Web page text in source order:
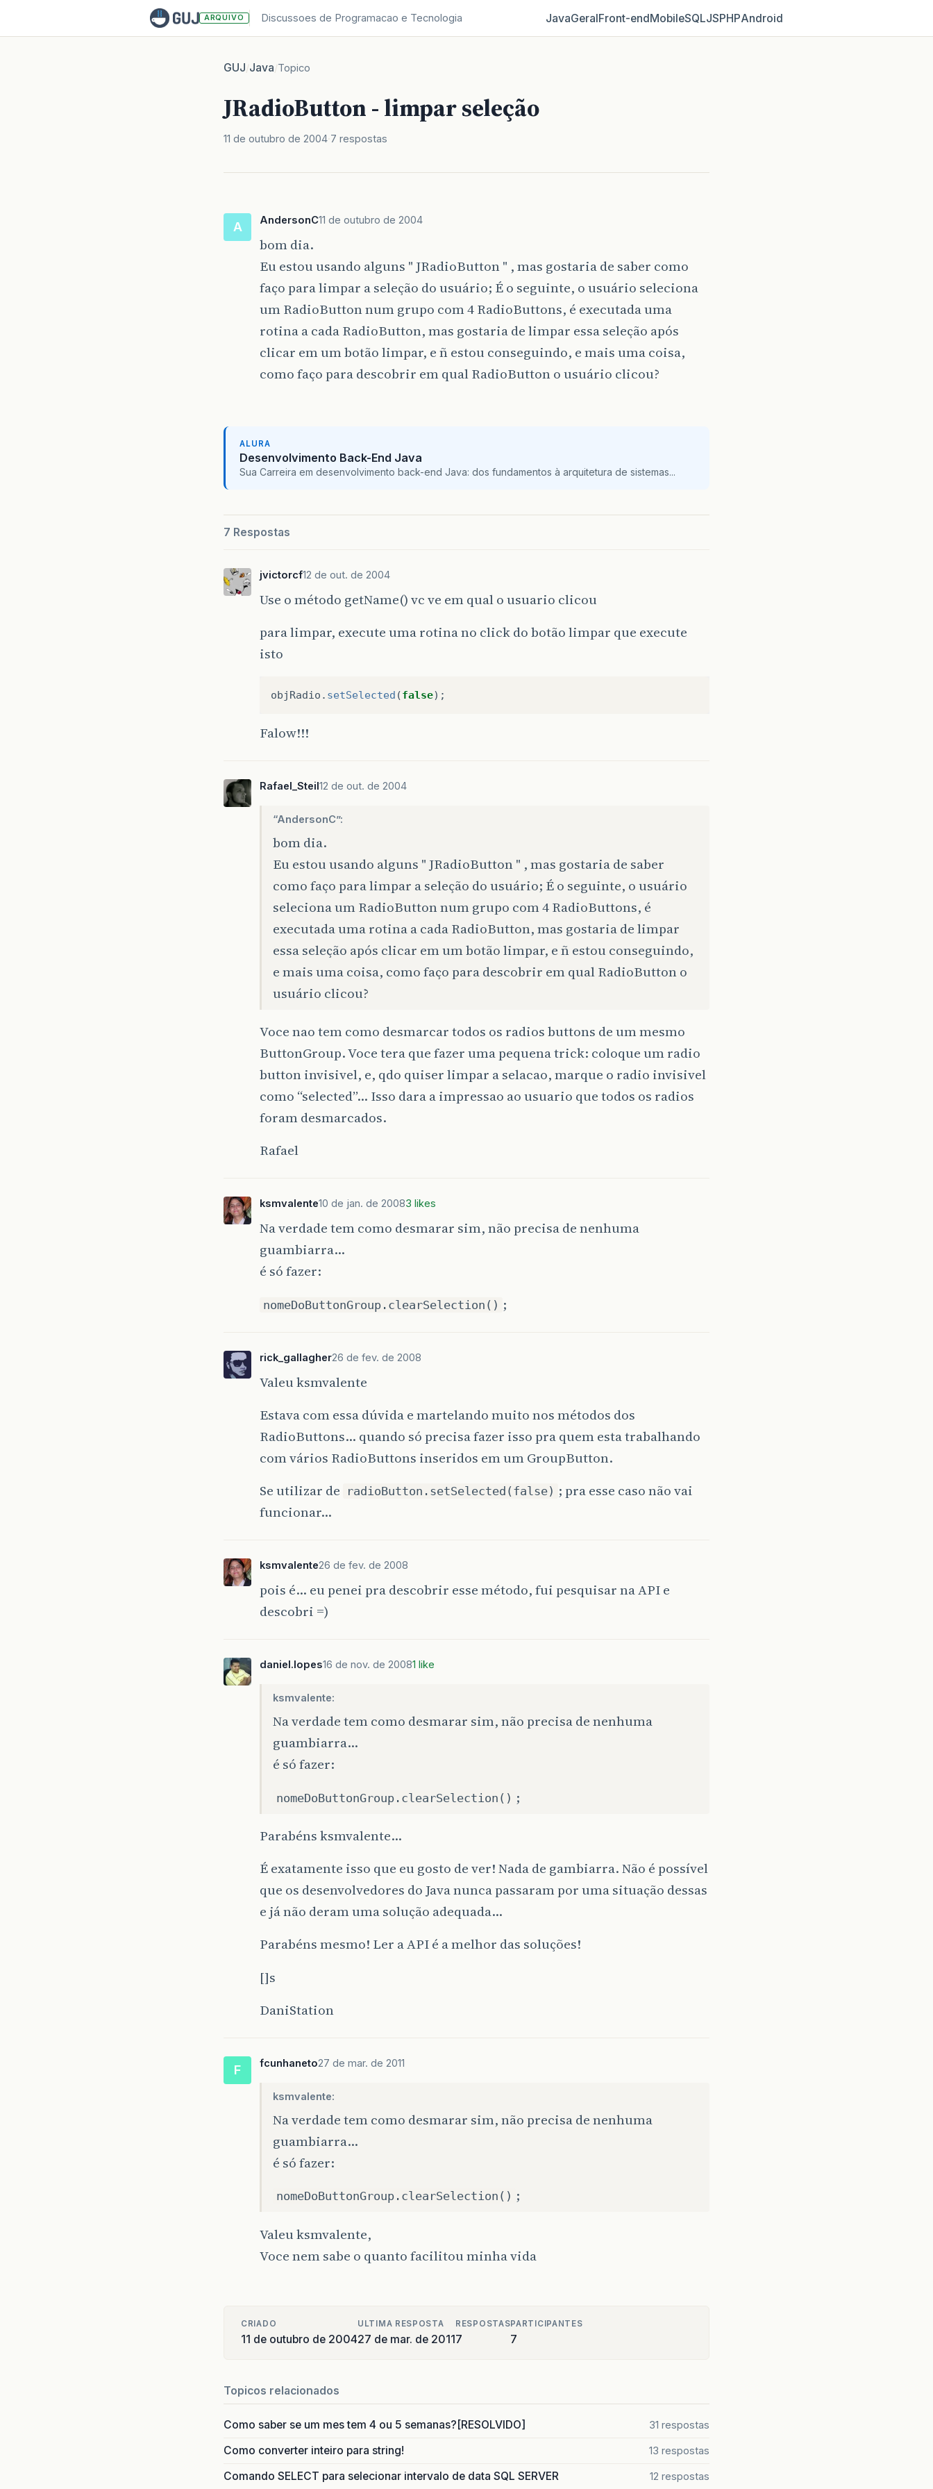
ARQUIVO Discussoes de Programacao e Tecnologia JavaGeralFront‑endMobileSQLJSPHPAndroid
GUJ/Java/Topico
JRadioButton - limpar seleção
11 de outubro de 2004 7 respostas
A AndersonC11 de outubro de 2004
bom dia.
Eu estou usando alguns " JRadioButton " , mas gostaria de saber como
faço para limpar a seleção do usuário; É o seguinte, o usuário seleciona
um RadioButton num grupo com 4 RadioButtons, é executada uma
rotina a cada RadioButton, mas gostaria de limpar essa seleção após
clicar em um botão limpar, e ñ estou conseguindo, e mais uma coisa,
como faço para descobrir em qual RadioButton o usuário clicou?
ALURA
Desenvolvimento Back-End Java
Sua Carreira em desenvolvimento back-end Java: dos fundamentos à arquitetura de sistemas...
7 Respostas
jvictorcf12 de out. de 2004
Use o método getName() vc ve em qual o usuario clicou
para limpar, execute uma rotina no click do botão limpar que execute
isto
objRadio . setSelected (false);
Falow!!!
Rafael_Steil12 de out. de 2004
“AndersonC”:
bom dia.
Eu estou usando alguns " JRadioButton " , mas gostaria de saber
como faço para limpar a seleção do usuário; É o seguinte, o usuário
seleciona um RadioButton num grupo com 4 RadioButtons, é
executada uma rotina a cada RadioButton, mas gostaria de limpar
essa seleção após clicar em um botão limpar, e ñ estou conseguindo,
e mais uma coisa, como faço para descobrir em qual RadioButton o
usuário clicou?
Voce nao tem como desmarcar todos os radios buttons de um mesmo
ButtonGroup. Voce tera que fazer uma pequena trick: coloque um radio
button invisivel, e, qdo quiser limpar a selacao, marque o radio invisivel
como “selected”… Isso dara a impressao ao usuario que todos os radios
foram desmarcados.
Rafael
ksmvalente10 de jan. de 20083 likes
Na verdade tem como desmarar sim, não precisa de nenhuma
guambiarra…
é só fazer:
nomeDoButtonGroup.clearSelection() ;
rick_gallagher26 de fev. de 2008
Valeu ksmvalente
Estava com essa dúvida e martelando muito nos métodos dos
RadioButtons… quando só precisa fazer isso pra quem esta trabalhando
com vários RadioButtons inseridos em um GroupButton.
Se utilizar de
radioButton.setSelected(false) ; pra esse caso não vai
funcionar…
ksmvalente26 de fev. de 2008
pois é… eu penei pra descobrir esse método, fui pesquisar na API e
descobri =)
daniel.lopes16 de nov. de 20081 like
ksmvalente:
Na verdade tem como desmarar sim, não precisa de nenhuma
guambiarra…
é só fazer:
nomeDoButtonGroup.clearSelection() ;
Parabéns ksmvalente…
É exatamente isso que eu gosto de ver! Nada de gambiarra. Não é possível
que os desenvolvedores do Java nunca passaram por uma situação dessas
e já não deram uma solução adequada…
Parabéns mesmo! Ler a API é a melhor das soluções!
[]s
DaniStation
F fcunhaneto27 de mar. de 2011
ksmvalente:
Na verdade tem como desmarar sim, não precisa de nenhuma
guambiarra…
é só fazer:
nomeDoButtonGroup.clearSelection() ;
Valeu ksmvalente,
Voce nem sabe o quanto facilitou minha vida
CRIADO
11 de outubro de 2004
ULTIMA RESPOSTA
27 de mar. de 2011
RESPOSTAS
7
PARTICIPANTES
7
Topicos relacionados
Como saber se um mes tem 4 ou 5 semanas?[RESOLVIDO] 31 respostas
Como converter inteiro para string! 13 respostas
Comando SELECT para selecionar intervalo de data SQL SERVER 12 respostas